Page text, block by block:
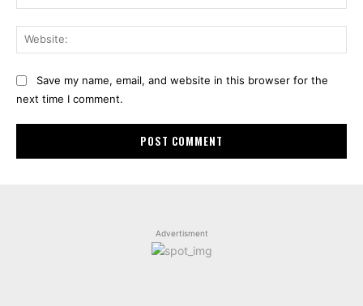
Save my name, email, and website in this browser for the
next time I comment.
Advertisment